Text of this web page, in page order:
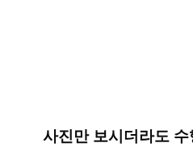
사진만 보시더라도